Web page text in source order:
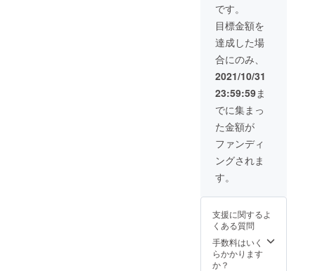
程度
で、主
菜・副
菜1～2
品・汁
物など
の定食
を一緒
に作り
ます。
←食材
は各家
庭で必
達で用
いただ
きま
す。)参
加でき
ます。
です。
目標金額を
達成した場
合にのみ、
2021/10/31
23:59:59ま
でに集まっ
た金額が
ファンディ
ングされま
す。
支援に関するよ
くある質問
手数料はいく
らかかります
か？